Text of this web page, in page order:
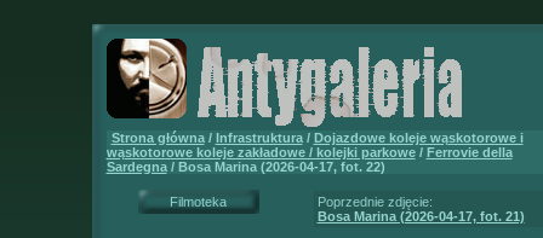
Strona główna/ Infrastruktura/ Dojazdowe koleje wąskotorowe i
wąskotorowe koleje zakładowe / kolejki parkowe/ Ferrovie della
Sardegna/ Bosa Marina (2026-04-17, fot. 22)
Filmoteka
Poprzednie zdjęcie:
Bosa Marina (2026-04-17, fot. 21)